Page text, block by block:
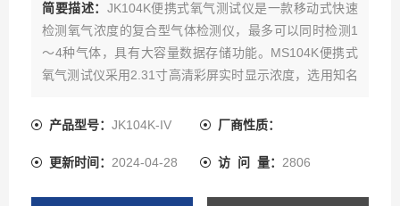
简要描述： JK104K便携式氧气测试仪是一款移动式快速
检测氧气浓度的复合型气体检测仪，最多可以同时检测1
～4种气体，具有大容量数据存储功能。MS104K便携式
氧气测试仪采用2.31寸高清彩屏实时显示浓度，选用知名
化燃烧、热导、PID光离子。
产品型号： JK104K-IV 厂商性质：
更新时间： 2024-04-28 访 问 量： 2806